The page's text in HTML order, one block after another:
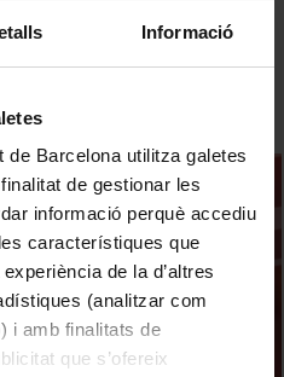
Informació
Barcelona utilitza galetes
de gestionar les
informació perquè accediu
característiques que
de la d’altres
(analitzar com
i amb finalitats de
que s’ofereix